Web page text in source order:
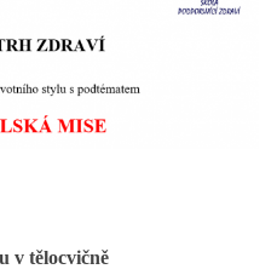
v tělocvičně